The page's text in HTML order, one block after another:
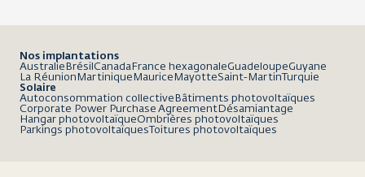
Nos implantations
Australie Brésil Canada France hexagonaleGuadeloupeGuyane
La Réunion Martinique Maurice MayotteSaint-MartinTurquie
Solaire
Autoconsommation collective Bâtiments photovoltaïques
Corporate Power Purchase Agreement Désamiantage
Hangar photovoltaïqueOmbrières photovoltaïques
Parkings photovoltaïquesToitures photovoltaïques